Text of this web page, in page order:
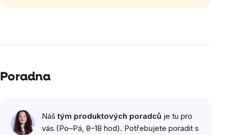
Poradna
Náštým produktových poradců je tu pro
vás (Po–Pá, 8–18 hod). Potřebujete poradit s